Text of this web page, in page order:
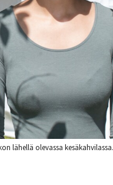
lähellä olevassa